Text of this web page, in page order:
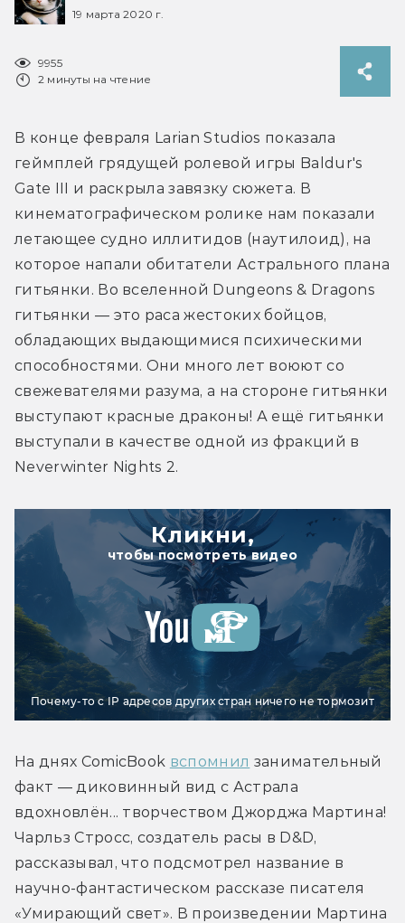
19 марта 2020 г.
9955
2 минуты на чтение
В конце февраля Larian Studios показала
геймплей грядущей ролевой игры Baldur's
Gate III и раскрыла завязку сюжета. В
кинематографическом ролике нам показали
летающее судно иллитидов (наутилоид), на
которое напали обитатели Астрального плана
гитьянки. Во вселенной Dungeons & Dragons
гитьянки — это раса жестоких бойцов,
обладающих выдающимися психическими
способностями. Они много лет воюют со
свежевателями разума, а на стороне гитьянки
выступают красные драконы! А ещё гитьянки
выступали в качестве одной из фракций в
Neverwinter Nights 2.
Кликни,
чтобы посмотреть видео
Почему-то с IP адресов других стран ничего не тормозит
На днях ComicBook вспомнил занимательный
факт — диковинный вид с Астрала
вдохновлён... творчеством Джорджа Мартина!
Чарльз Стросс, создатель расы в D&D,
рассказывал, что подсмотрел название в
научно-фантастическом рассказе писателя
«Умирающий свет». В произведении Мартина